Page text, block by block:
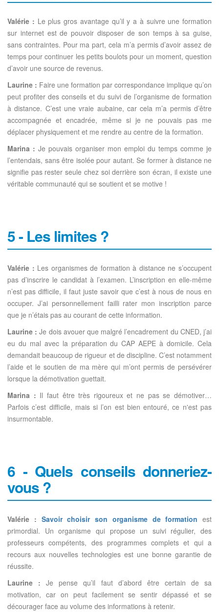
Valérie : Le plus gros avantage qu’il y a à suivre une formation
sur internet est de pouvoir disposer de son temps à sa guise,
sans contraintes. Pour ma part, cela m’a permis d’avoir assez de
temps pour continuer les petits boulots pour un moment, question
d’avoir une source de revenus.
Laurine : Faire une formation par correspondance implique qu’on
peut profiter des conseils et du suivi de l’organisme de formation
à distance. C’est une vraie aubaine, car cela m’a permis d’être
accompagnée et encadrée, même si je ne pouvais pas me
déplacer physiquement et me rendre au centre de la formation.
Marina : Je pouvais organiser mon emploi du temps comme je
l’entendais, sans être isolée pour autant. Se former à distance ne
signifie pas rester seule chez soi derrière son écran, il existe une
véritable communauté qui se soutient et se motive !
5 - Les limites ?
Valérie : Les organismes de formation à distance ne s’occupent
pas d’inscrire le candidat à l’examen. L’inscription en elle-même
n’est pas difficile, il faut juste savoir que c’est à nous de nous en
occuper. J’ai personnellement failli rater mon inscription parce
que je n’étais pas au courant de cette information.
Laurine : Je dois avouer que malgré l’encadrement du CNED, j’ai
eu du mal avec la préparation du CAP AEPE à domicile. Cela
demandait beaucoup de rigueur et de discipline. C’est notamment
l’aide et le soutien de ma mère qui m’ont permis de persévérer
lorsque la démotivation guettait.
Marina : Il faut être très rigoureux et ne pas se démotiver…
Parfois c’est difficile, mais si l’on est bien entouré, ce n'est pas
insurmontable.
6 - Quels conseils donneriez-
vous ?
Valérie : Savoir choisir son organisme de formation est
primordial. Un organisme qui propose un suivi régulier, des
professeurs compétents, des programmes complets et qui a
recours aux nouvelles technologies est une bonne garantie de
réussite.
Laurine : Je pense qu’il faut d’abord être certain de sa
motivation, car on peut facilement se sentir dépassé et se
décourager face au volume des informations à retenir.